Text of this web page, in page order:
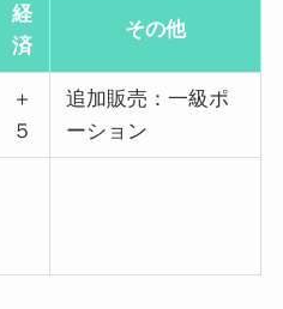
経
済
その他
＋
５
追加販売：一級ポ
ーション